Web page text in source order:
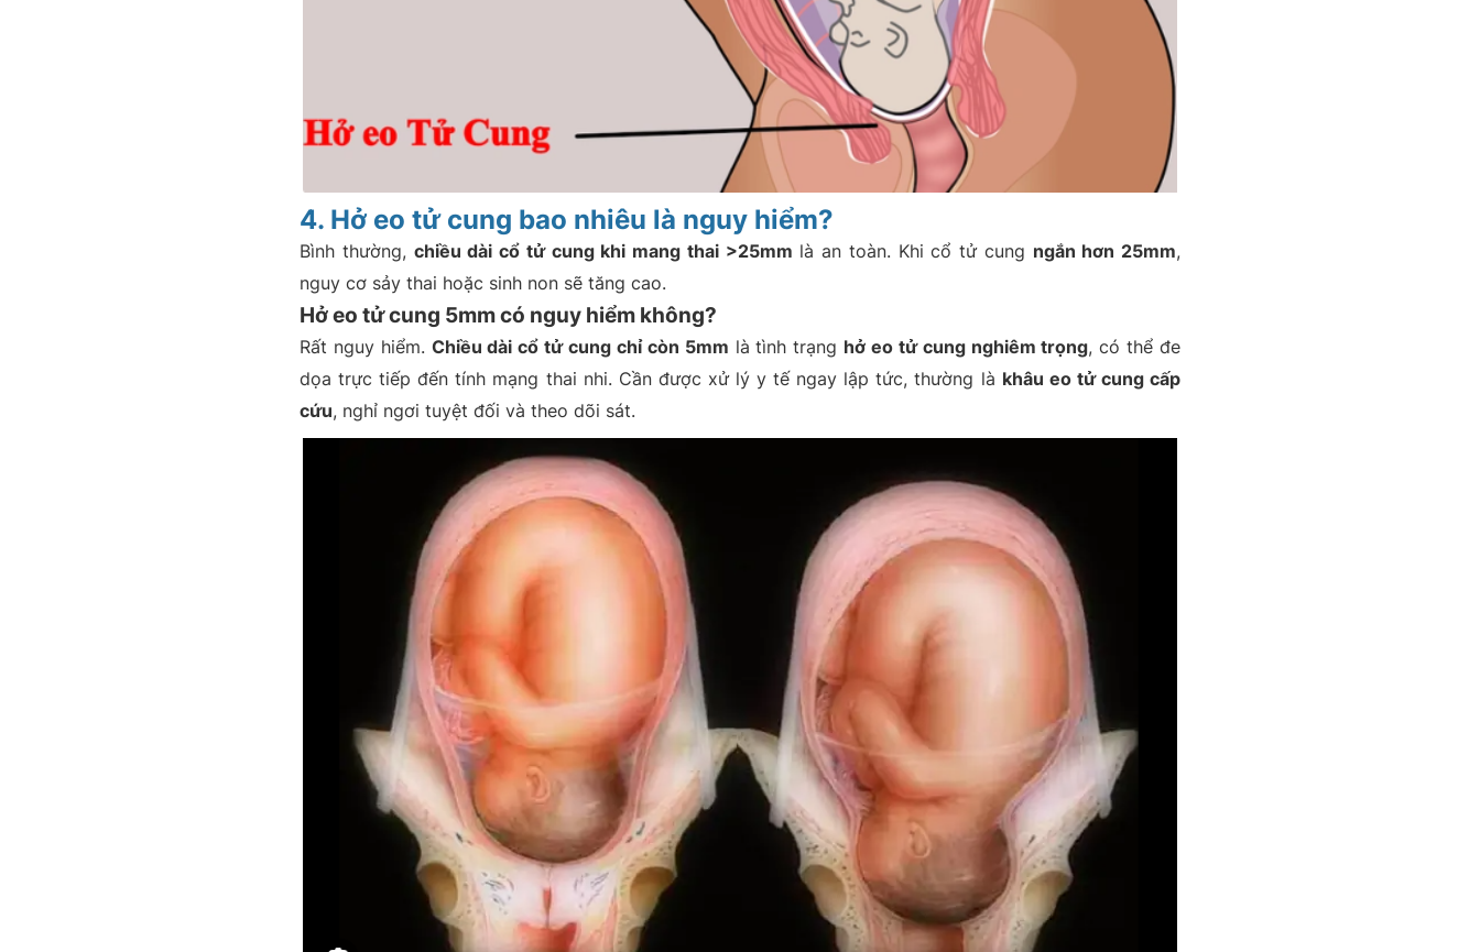
4. Hở eo tử cung bao nhiêu là nguy hiểm?
Bình thường, chiều dài cổ tử cung khi mang thai >25mm là an toàn. Khi cổ tử cung ngắn hơn 25mm,
nguy cơ sảy thai hoặc sinh non sẽ tăng cao.
Hở eo tử cung 5mm có nguy hiểm không?
Rất nguy hiểm. Chiều dài cổ tử cung chỉ còn 5mm là tình trạng hở eo tử cung nghiêm trọng, có thể đe
dọa trực tiếp đến tính mạng thai nhi. Cần được xử lý y tế ngay lập tức, thường là khâu eo tử cung cấp
cứu, nghỉ ngơi tuyệt đối và theo dõi sát.